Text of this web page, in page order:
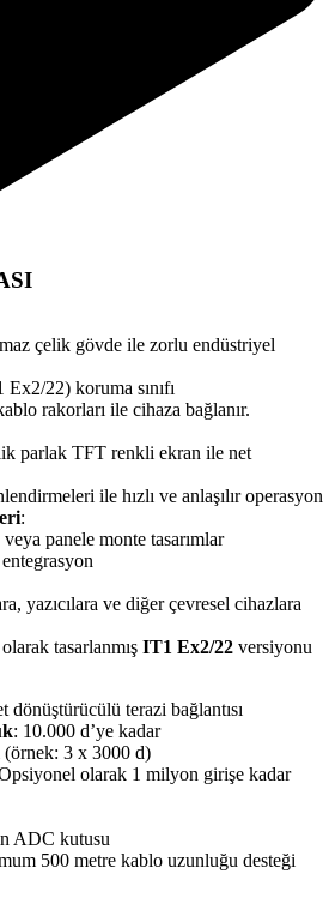
çelik gövde ile zorlu endüstriyel
22) koruma sınıfı
rakorları ile cihaza bağlanır.
parlak TFT renkli ekran ile net
ile hızlı ve anlaşılır operasyon
:
panele monte tasarımlar
yazıcılara ve diğer çevresel cihazlara
tasarlanmış IT1 Ex2/22 versiyonu
terazi bağlantısı
: 10.000 d’ye kadar
(örnek: 3 x 3000 d)
olarak 1 milyon girişe kadar
ADC kutusu
500 metre kablo uzunluğu desteği